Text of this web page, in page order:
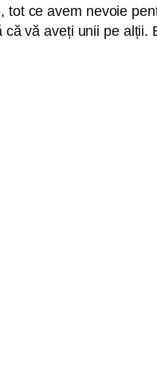
ce avem nevoie
vă aveți unii pe alții.